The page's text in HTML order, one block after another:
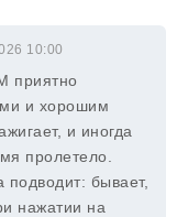
10:00
приятно
и хорошим
и иногда
пролетело.
подводит: бывает,
нажатии на